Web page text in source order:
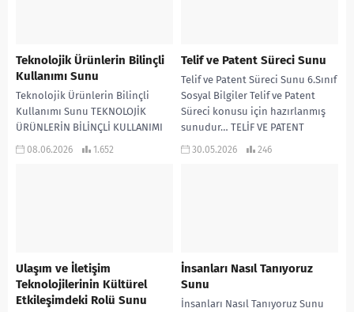
Teknolojik Ürünlerin Bilinçli
Kullanımı Sunu
Teknolojik Ürünlerin Bilinçli
Kullanımı Sunu TEKNOLOJİK
ÜRÜNLERİN BİLİNÇLİ KULLANIMI
SUNU TEKNOLOJİK ÜRÜNLERİN
08.06.2026 1.652
Telif ve Patent Süreci Sunu
Telif ve Patent Süreci Sunu 6.Sınıf
Sosyal Bilgiler Telif ve Patent
Süreci konusu için hazırlanmış
sunudur… TELİF VE PATENT
SÜRECİ...
30.05.2026 246
Ulaşım ve İletişim
Teknolojilerinin Kültürel
Etkileşimdeki Rolü Sunu
İnsanları Nasıl Tanıyoruz
Sunu
İnsanları Nasıl Tanıyoruz Sunu